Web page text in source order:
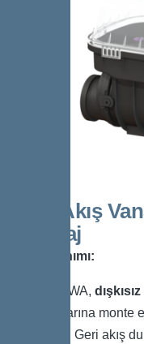
Geri Akış
Montaj
Ürün Tanımı:
Staufix SWA,
boru hatlarına
vanasıdır. Geri akış